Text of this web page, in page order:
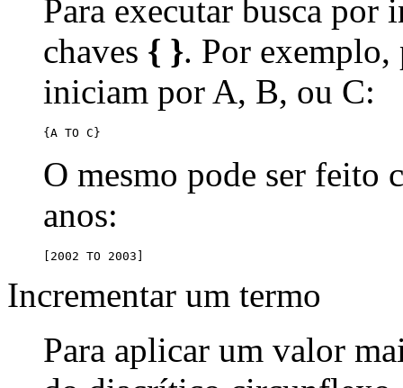
Para executar busca por
chaves { }. Por exemplo,
iniciam por A, B, ou C:
{A TO C}
O mesmo pode ser feito
anos:
[2002 TO 2003]
Incrementar um termo
Para aplicar um valor